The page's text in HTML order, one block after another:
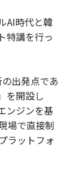
AI時代と韓
特講を行っ
出発点であ
を開設し
ンジンを基
場で直接制
ラットフォ